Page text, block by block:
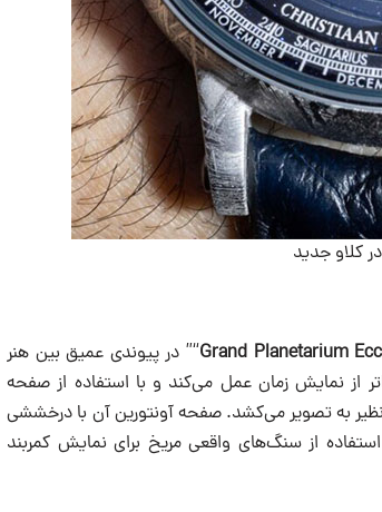
کلاو جدید
Grand Planetarium“” در پیوندی عمیق بین هنر
از نمایش زمان عمل می‌کند و با استفاده از صفحه
به تصویر می‌کشد. صفحه آونتورین آن با درخششی
از سنگ‌های واقعی مریخ برای نمایش کمربند